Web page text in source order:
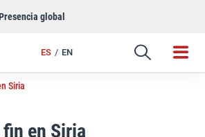
global
ES EN
Enlace
Siria
en Siria